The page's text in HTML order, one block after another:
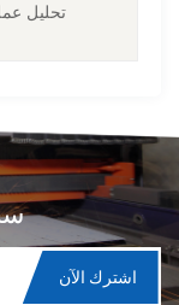
تحليل